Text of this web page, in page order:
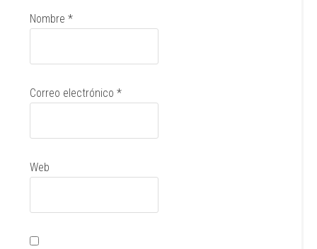
Nombre*
Correo electrónico*
Web